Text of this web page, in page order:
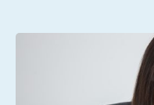
受
プライバ